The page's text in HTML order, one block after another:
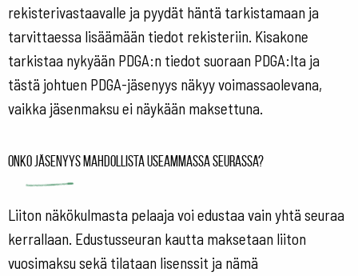
rekisterivastaavalle ja pyydät häntä tarkistamaan ja
tarvittaessa lisäämään tiedot rekisteriin. Kisakone
tarkistaa nykyään PDGA:n tiedot suoraan PDGA:lta ja
tästä johtuen PDGA-jäsenyys näkyy voimassaolevana,
vaikka jäsenmaksu ei näykään maksettuna.
Onko jäsenyys mahdollista useammassa seurassa?
Liiton näkökulmasta pelaaja voi edustaa vain yhtä seuraa
kerrallaan. Edustusseuran kautta maksetaan liiton
vuosimaksu sekä tilataan lisenssit ja nämä